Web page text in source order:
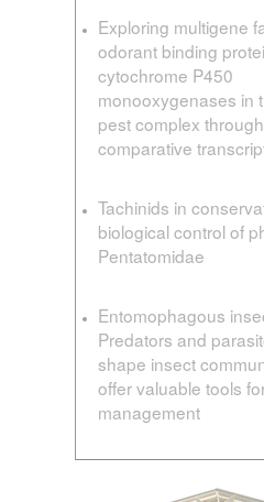
Exploring multigene
odorant binding
cytochrome P450
monooxygenases in
pest complex through
comparative
Tachinids in
biological control of
Pentatomidae
Entomophagous
Predators and
shape insect
offer valuable tools
management